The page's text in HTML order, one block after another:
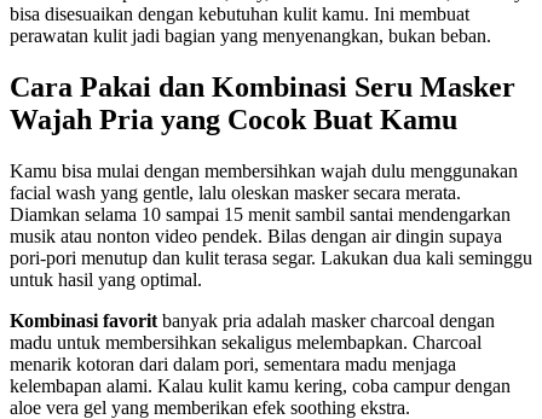
bisa disesuaikan dengan kebutuhan kulit kamu. Ini membuat
perawatan kulit jadi bagian yang menyenangkan, bukan beban.
Cara Pakai dan Kombinasi Seru Masker
Wajah Pria yang Cocok Buat Kamu
Kamu bisa mulai dengan membersihkan wajah dulu menggunakan
facial wash yang gentle, lalu oleskan masker secara merata.
Diamkan selama 10 sampai 15 menit sambil santai mendengarkan
musik atau nonton video pendek. Bilas dengan air dingin supaya
pori-pori menutup dan kulit terasa segar. Lakukan dua kali seminggu
untuk hasil yang optimal.
Kombinasi favorit banyak pria adalah masker charcoal dengan
madu untuk membersihkan sekaligus melembapkan. Charcoal
menarik kotoran dari dalam pori, sementara madu menjaga
kelembapan alami. Kalau kulit kamu kering, coba campur dengan
aloe vera gel yang memberikan efek soothing ekstra.